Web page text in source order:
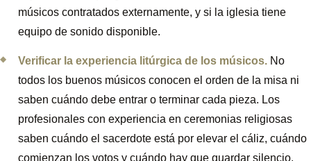
músicos contratados externamente, y si la iglesia tiene
equipo de sonido disponible.
Verificar la experiencia litúrgica de los músicos. No
todos los buenos músicos conocen el orden de la misa ni
saben cuándo debe entrar o terminar cada pieza. Los
profesionales con experiencia en ceremonias religiosas
saben cuándo el sacerdote está por elevar el cáliz, cuándo
comienzan los votos y cuándo hay que guardar silencio.